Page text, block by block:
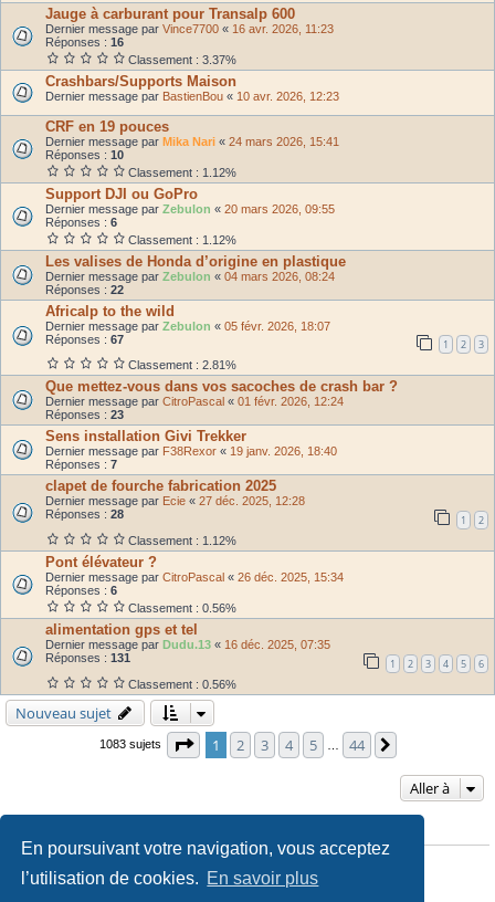
En poursuivant votre navigation, vous acceptez
l’utilisation de cookies. En savoir plus
Jauge à carburant pour Transalp 600
Dernier message par Vince7700 « 16 avr. 2026, 11:23
Réponses : 16
Classement : 3.37%
Crashbars/Supports Maison
Dernier message par BastienBou « 10 avr. 2026, 12:23
CRF en 19 pouces
Dernier message par Mika Nari « 24 mars 2026, 15:41
Réponses : 10
Classement : 1.12%
Support DJI ou GoPro
Dernier message par Zebulon « 20 mars 2026, 09:55
Réponses : 6
Classement : 1.12%
Les valises de Honda d’origine en plastique
Dernier message par Zebulon « 04 mars 2026, 08:24
Réponses : 22
Africalp to the wild
Dernier message par Zebulon « 05 févr. 2026, 18:07
Réponses : 67 1 2 3
Classement : 2.81%
Que mettez-vous dans vos sacoches de crash bar ?
Dernier message par CitroPascal « 01 févr. 2026, 12:24
Réponses : 23
Sens installation Givi Trekker
Dernier message par F38Rexor « 19 janv. 2026, 18:40
Réponses : 7
clapet de fourche fabrication 2025
Dernier message par Ecie « 27 déc. 2025, 12:28
Réponses : 28 1 2
Classement : 1.12%
Pont élévateur ?
Dernier message par CitroPascal « 26 déc. 2025, 15:34
Réponses : 6
Classement : 0.56%
alimentation gps et tel
Dernier message par Dudu.13 « 16 déc. 2025, 07:35
Réponses : 131 1 2 3 4 5 6
Classement : 0.56%
Nouveau sujet
1083 sujets Page sur44
1 2 3 4 5 44
Aller à
Vousne pouvez pasposter de nouveaux sujets
Vous ne pouvez pas répondre aux sujets
Vousne pouvez pasmodifier vos messages